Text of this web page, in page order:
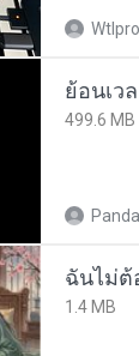
499.6 MB
ฉันไม่ต้
1.4 MB